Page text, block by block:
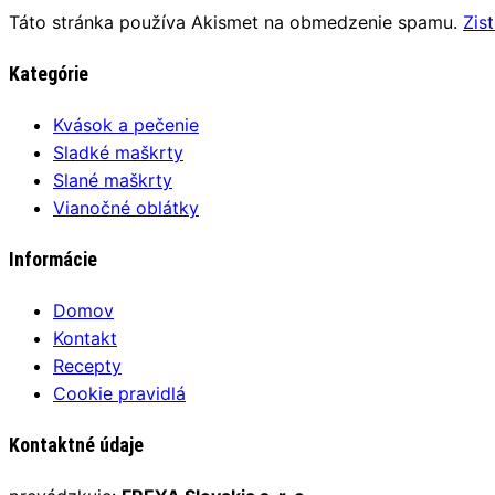
Táto stránka používa Akismet na obmedzenie spamu.
Kategórie
Kvások a pečenie
Sladké maškrty
Slané maškrty
Vianočné oblátky
Informácie
Domov
Kontakt
Recepty
Cookie pravidlá
Kontaktné údaje